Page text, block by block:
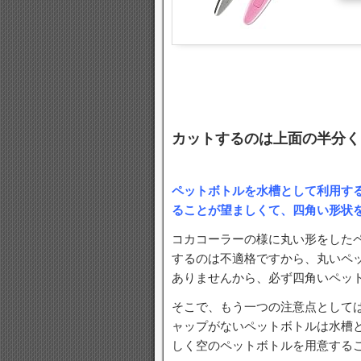
カットするのは上面の半分
ペットボトルを水槽として利用す
ることが望ましくて、四角い形状
コカコーラーの様に丸い形をした
するのは不適格ですから、丸いペ
ありませんから、必ず四角いペッ
そこで、もう一つの注意点として
ャップがないペットボトルは水槽
しく空のペットボトルを用意する